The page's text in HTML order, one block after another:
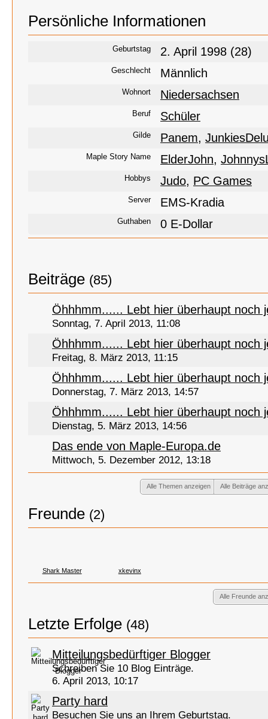
Persönliche Informationen
Geburtstag 2. April 1998 (28)
Geschlecht Männlich
Wohnort Niedersachsen
Beruf Schüler
Gilde Panem,
Maple Story Name ElderJohn,
Hobbys Judo, PC Games
Server EMS-Kradia
Guthaben 0 E-Dollar
Beiträge (85)
Öhhhmm...... Lebt hier überhaupt noch
Sonntag, 7. April 2013, 11:08
Öhhhmm...... Lebt hier überhaupt noch
Freitag, 8. März 2013, 11:15
Öhhhmm...... Lebt hier überhaupt noch
Donnerstag, 7. März 2013, 14:57
Öhhhmm...... Lebt hier überhaupt noch
Dienstag, 5. März 2013, 14:56
Das ende von Maple-Europa.de
Mittwoch, 5. Dezember 2012, 13:18
Alle Beiträge
Alle Themen anzeigen
Freunde (2)
Shark Master xkevinx
Alle Freunde
Letzte Erfolge (48)
Mitteilungsbedürftiger Blogger
Schreiben Sie 10 Blog Einträge.
6. April 2013, 10:17
Party hard
Besuchen Sie uns an Ihrem Geburtstag.